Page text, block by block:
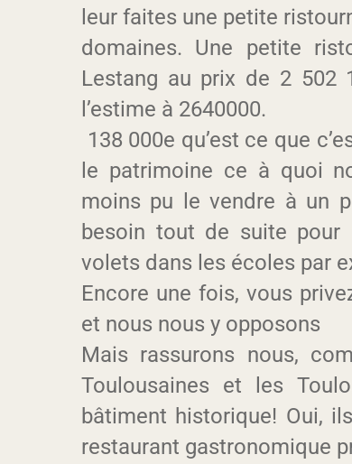
leur faites une petite
domaines. Une petite
Lestang au prix de 2 502
l’estime à 2640000.
138 000e qu’est ce que
le patrimoine ce à quoi
moins pu le vendre à un
besoin tout de suite pour
volets dans les écoles par
Encore une fois, vous
et nous nous y opposons
Mais rassurons nous,
Toulousaines et les
bâtiment historique! Oui,
restaurant gastronomique